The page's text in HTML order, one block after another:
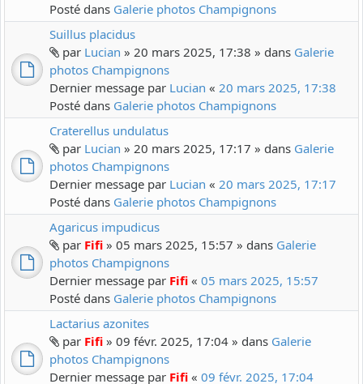
Posté dans Galerie photos Champignons
Suillus placidus
par Lucian » 20 mars 2025, 17:38 » dans Galerie
photos Champignons
Dernier message par Lucian « 20 mars 2025, 17:38
Posté dans Galerie photos Champignons
Craterellus undulatus
par Lucian » 20 mars 2025, 17:17 » dans Galerie
photos Champignons
Dernier message par Lucian « 20 mars 2025, 17:17
Posté dans Galerie photos Champignons
Agaricus impudicus
par Fifi » 05 mars 2025, 15:57 » dans Galerie
photos Champignons
Dernier message par Fifi « 05 mars 2025, 15:57
Posté dans Galerie photos Champignons
Lactarius azonites
par Fifi » 09 févr. 2025, 17:04 » dans Galerie
photos Champignons
Dernier message par Fifi « 09 févr. 2025, 17:04